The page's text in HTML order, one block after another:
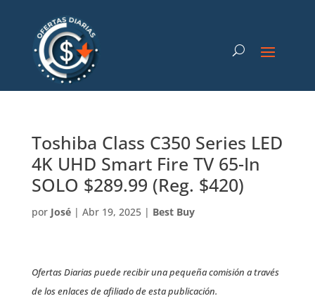
Toshiba Class C350 Series LED
4K UHD Smart Fire TV 65-In
SOLO $289.99 (Reg. $420)
por José| Abr 19, 2025| Best Buy
Ofertas Diarias puede recibir una pequeña comisión a través
de los enlaces de afiliado de esta publicación.